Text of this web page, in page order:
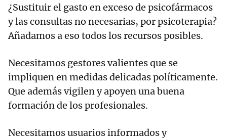
¿Sustituir el gasto en exceso de psicofármacos
y las consultas no necesarias, por psicoterapia?
Añadamos a eso todos los recursos posibles.
Necesitamos gestores valientes que se
impliquen en medidas delicadas políticamente.
Que además vigilen y apoyen una buena
formación de los profesionales.
Necesitamos usuarios informados y